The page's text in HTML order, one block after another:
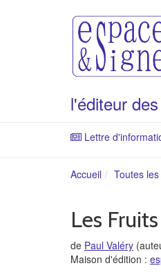
l'éditeur
Lettre
Accueil Toutes
Les
de Paul Valéry
Maison d'édition :